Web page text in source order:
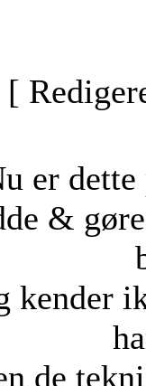
[
er
&
kender
de